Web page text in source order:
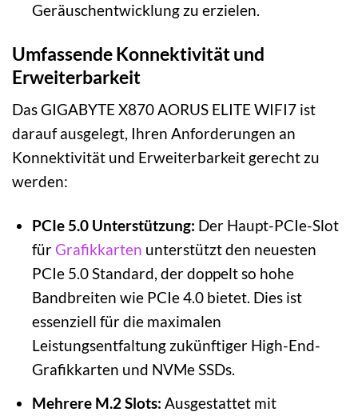
Geräuschentwicklung zu erzielen.
Umfassende Konnektivität und
Erweiterbarkeit
Das GIGABYTE X870 AORUS ELITE WIFI7 ist
darauf ausgelegt, Ihren Anforderungen an
Konnektivität und Erweiterbarkeit gerecht zu
werden:
PCIe 5.0 Unterstützung: Der Haupt-PCIe-Slot
für Grafikkarten unterstützt den neuesten
PCIe 5.0 Standard, der doppelt so hohe
Bandbreiten wie PCIe 4.0 bietet. Dies ist
essenziell für die maximalen
Leistungsentfaltung zukünftiger High-End-
Grafikkarten und NVMe SSDs.
Mehrere M.2 Slots: Ausgestattet mit